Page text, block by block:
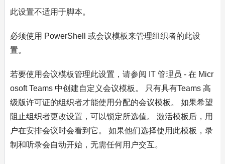
此设置不适用于脚本。
必须使用 PowerShell 或会议模板来管理组织者的此设
置。
若要使用会议模板管理此设置，请参阅 IT 管理员 - 在 Micr
osoft Teams 中创建自定义会议模板。 只有具有Teams 高
级版许可证的组织者才能使用分配的会议模板。 如果希望
阻止组织者更改设置，可以锁定所选值。 激活模板后，用
户在安排会议时会看到它。 如果他们选择使用此模板，录
制和听录会自动开始，无需任何用户交互。